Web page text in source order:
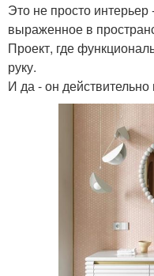
Это не просто интерьер
выраженное в
Проект, где
руку.
И да - он